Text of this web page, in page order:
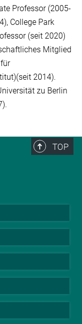
Professor (2005-
College Park
(seit 2020)
Mitglied
2014).
zu Berlin
TOP